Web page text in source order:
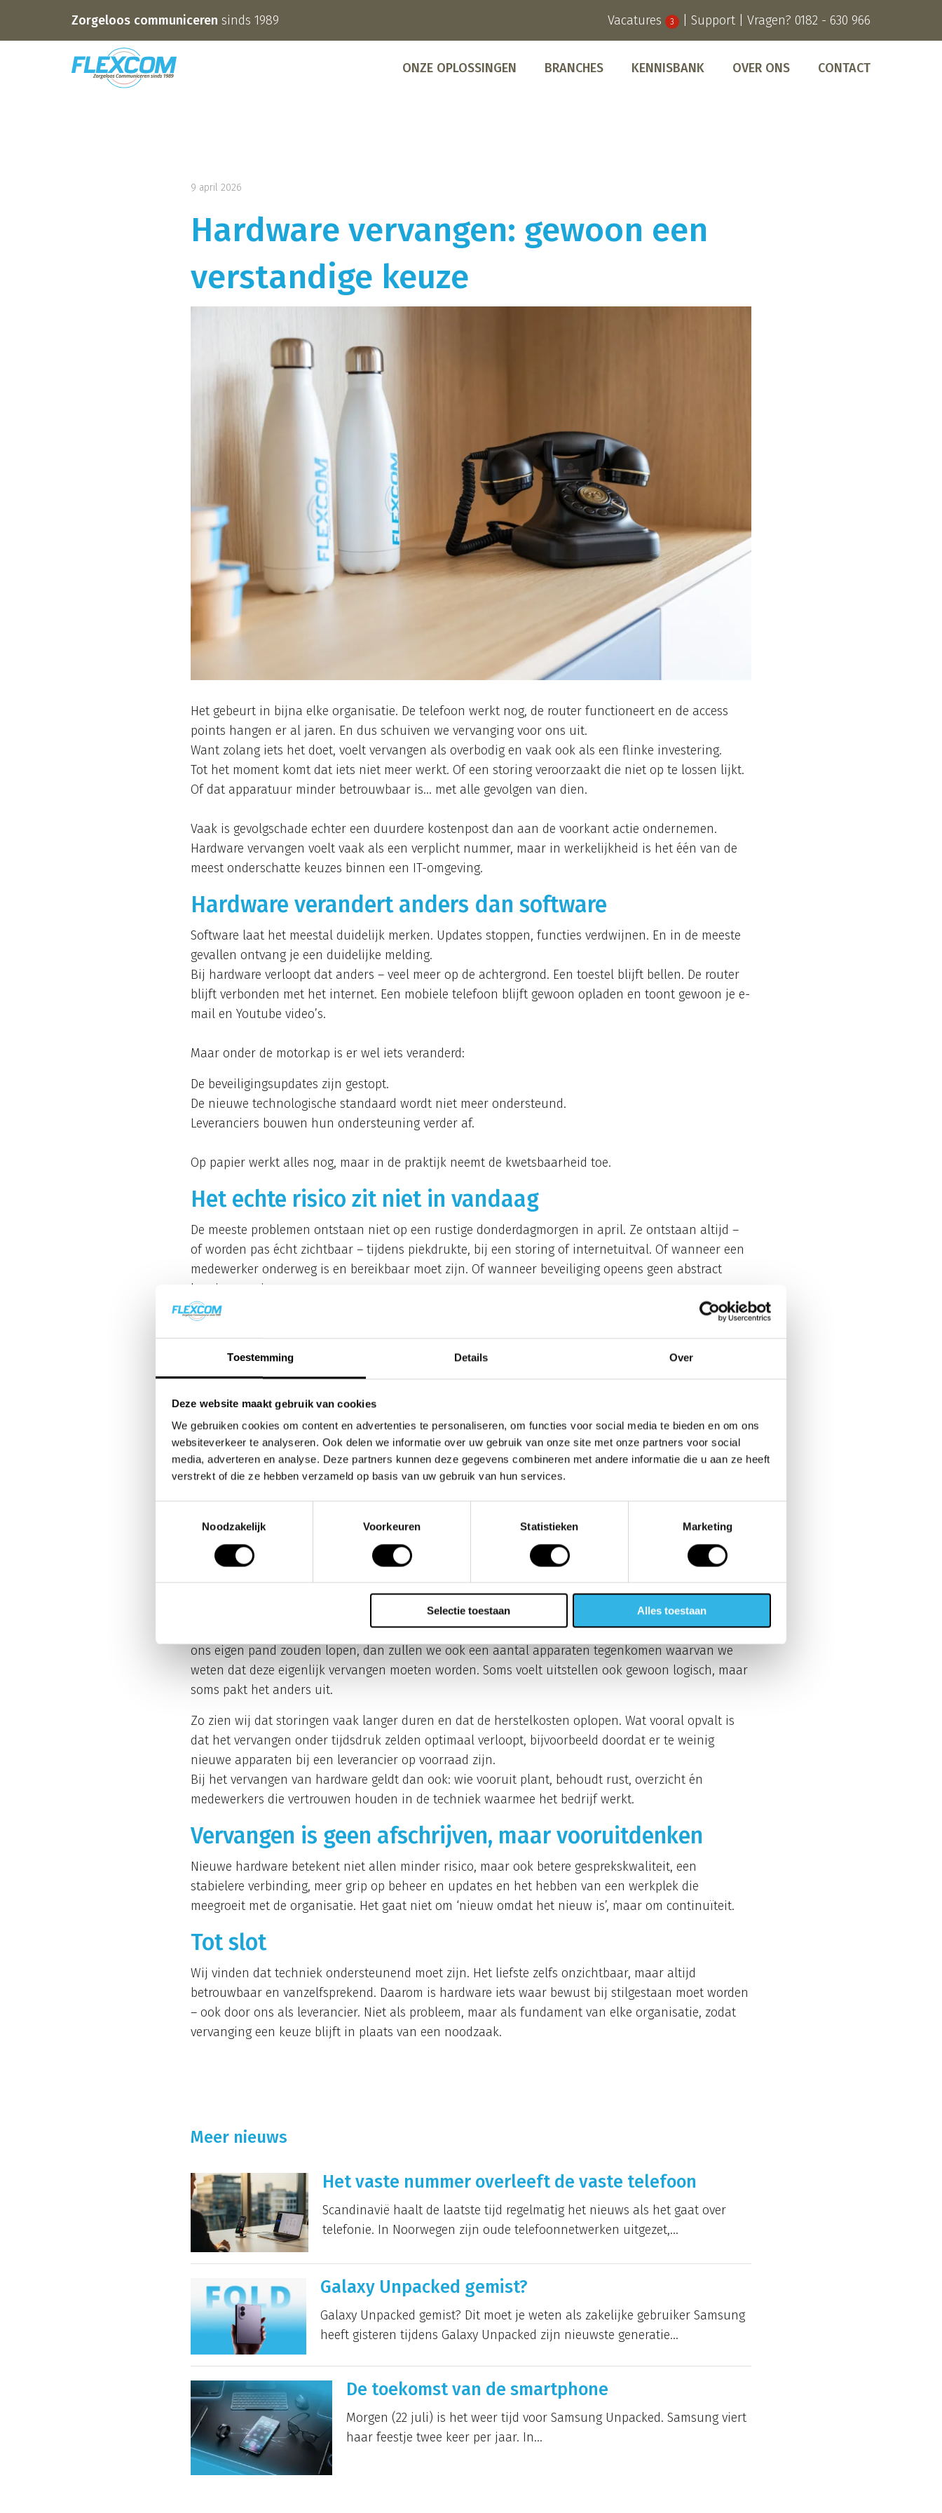
Toestemming Details Over
Deze website maakt gebruik van cookies
We gebruiken cookies om content en advertenties te personaliseren, om functies voor social media te bieden en om ons
websiteverkeer te analyseren. Ook delen we informatie over uw gebruik van onze site met onze partners voor social
media, adverteren en analyse. Deze partners kunnen deze gegevens combineren met andere informatie die u aan ze heeft
verstrekt of die ze hebben verzameld op basis van uw gebruik van hun services.
Noodzakelijk
Voorkeuren Statistieken Marketing
Selectie toestaan Alles toestaan
Zorgeloos communiceren sinds 1989 Vacatures 3 Support | Vragen? 0182 - 630 966
ONZE OPLOSSINGEN BRANCHES KENNISBANK OVER ONS CONTACT
9 april 2026
Hardware vervangen: gewoon een
verstandige keuze
Het gebeurt in bijna elke organisatie. De telefoon werkt nog, de router functioneert en de access
points hangen er al jaren. En dus schuiven we vervanging voor ons uit.
Want zolang iets het doet, voelt vervangen als overbodig en vaak ook als een flinke investering.
Tot het moment komt dat iets niet meer werkt. Of een storing veroorzaakt die niet op te lossen lijkt.
Of dat apparatuur minder betrouwbaar is… met alle gevolgen van dien.
Vaak is gevolgschade echter een duurdere kostenpost dan aan de voorkant actie ondernemen.
Hardware vervangen voelt vaak als een verplicht nummer, maar in werkelijkheid is het één van de
meest onderschatte keuzes binnen een IT-omgeving.
Hardware verandert anders dan software
Software laat het meestal duidelijk merken. Updates stoppen, functies verdwijnen. En in de meeste
gevallen ontvang je een duidelijke melding.
Bij hardware verloopt dat anders – veel meer op de achtergrond. Een toestel blijft bellen. De router
blijft verbonden met het internet. Een mobiele telefoon blijft gewoon opladen en toont gewoon je e-
mail en Youtube video’s.
Maar onder de motorkap is er wel iets veranderd:
De beveiligingsupdates zijn gestopt.
De nieuwe technologische standaard wordt niet meer ondersteund.
Leveranciers bouwen hun ondersteuning verder af.
Op papier werkt alles nog, maar in de praktijk neemt de kwetsbaarheid toe.
Het echte risico zit niet in vandaag
De meeste problemen ontstaan niet op een rustige donderdagmorgen in april. Ze ontstaan altijd –
of worden pas écht zichtbaar – tijdens piekdrukte, bij een storing of internetuitval. Of wanneer een
medewerker onderweg is en bereikbaar moet zijn. Of wanneer beveiliging opeens geen abstract
begrip meer is.
Verouderde hardware is steeds vaker een oorzaak én een versterker. Daardoor zijn problemen
Niet alleen bureautoestellen
(klik hier voor meer informatie)
bureautoestellen. Het geldt ook voor:
Mobiele toestellen– Geen beveiligingsupdates betekent een verhoogd risico op datalekken en
misbruik.
Routers en firewalls– Oudere modellen krijgen vaak geen security-patches meer, terwijl ze wél
het hart van het netwerk vormen.
Access Points
– Nieuwe WiFi-standaarden, betere beveiliging en stabielere verbindingen vragen
om moderne hardware.
Waarom later vervangen vaak duurder is
We snappen het best hoor, dat niet iedereen altijd alle hardware vervangt. Als wij een rondje door
ons eigen pand zouden lopen, dan zullen we ook een aantal apparaten tegenkomen waarvan we
weten dat deze eigenlijk vervangen moeten worden. Soms voelt uitstellen ook gewoon logisch, maar
soms pakt het anders uit.
Zo zien wij dat storingen vaak langer duren en dat de herstelkosten oplopen. Wat vooral opvalt is
dat het vervangen onder tijdsdruk zelden optimaal verloopt, bijvoorbeeld doordat er te weinig
nieuwe apparaten bij een leverancier op voorraad zijn.
Bij het vervangen van hardware geldt dan ook: wie vooruit plant, behoudt rust, overzicht én
medewerkers die vertrouwen houden in de techniek waarmee het bedrijf werkt.
Vervangen is geen afschrijven, maar vooruitdenken
Nieuwe hardware betekent niet allen minder risico, maar ook betere gesprekskwaliteit, een
stabielere verbinding, meer grip op beheer en updates en het hebben van een werkplek die
meegroeit met de organisatie. Het gaat niet om ‘nieuw omdat het nieuw is’, maar om continuïteit.
Tot slot
Wij vinden dat techniek ondersteunend moet zijn. Het liefste zelfs onzichtbaar, maar altijd
betrouwbaar en vanzelfsprekend. Daarom is hardware iets waar bewust bij stilgestaan moet worden
– ook door ons als leverancier. Niet als probleem, maar als fundament van elke organisatie, zodat
vervanging een keuze blijft in plaats van een noodzaak.
Meer nieuws
Het vaste nummer overleeft de vaste telefoon
Scandinavië haalt de laatste tijd regelmatig het nieuws als het gaat over
telefonie. In Noorwegen zijn oude telefoonnetwerken uitgezet,...
Galaxy Unpacked gemist?
Galaxy Unpacked gemist? Dit moet je weten als zakelijke gebruiker Samsung
heeft gisteren tijdens Galaxy Unpacked zijn nieuwste generatie...
De toekomst van de smartphone
Morgen (22 juli) is het weer tijd voor Samsung Unpacked. Samsung viert
haar feestje twee keer per jaar. In...